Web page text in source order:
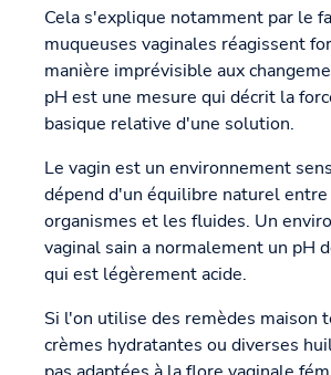
Cela s'explique notamment par le
muqueuses vaginales réagissent
manière imprévisible aux
pH est une mesure qui décrit la
basique relative d'une solution.
Le vagin est un environnement
dépend d'un équilibre naturel
organismes et les fluides. Un
vaginal sain a normalement un pH
qui est légèrement acide.
Si l'on utilise des remèdes maison
crèmes hydratantes ou diverses